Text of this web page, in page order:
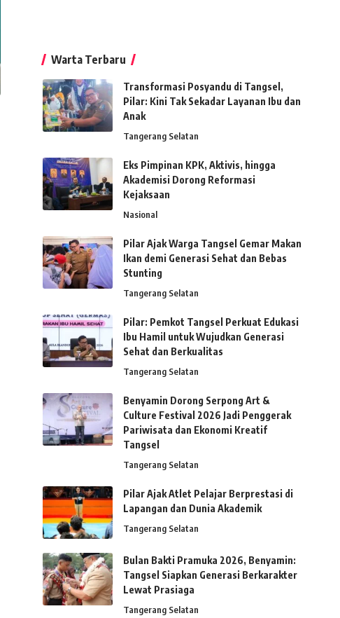
Warta Terbaru
Transformasi Posyandu di Tangsel,
Pilar: Kini Tak Sekadar Layanan Ibu dan
Anak
Tangerang Selatan
Eks Pimpinan KPK, Aktivis, hingga
Akademisi Dorong Reformasi
Kejaksaan
Nasional
Pilar Ajak Warga Tangsel Gemar Makan
Ikan demi Generasi Sehat dan Bebas
Stunting
Tangerang Selatan
Pilar: Pemkot Tangsel Perkuat Edukasi
Ibu Hamil untuk Wujudkan Generasi
Sehat dan Berkualitas
Tangerang Selatan
Benyamin Dorong Serpong Art &
Culture Festival 2026 Jadi Penggerak
Pariwisata dan Ekonomi Kreatif
Tangsel
Tangerang Selatan
Pilar Ajak Atlet Pelajar Berprestasi di
Lapangan dan Dunia Akademik
Tangerang Selatan
Bulan Bakti Pramuka 2026, Benyamin:
Tangsel Siapkan Generasi Berkarakter
Lewat Prasiaga
Tangerang Selatan